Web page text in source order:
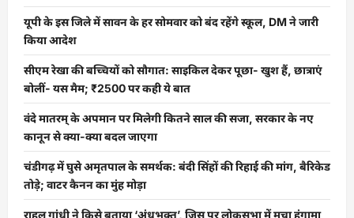
यूपी के इस जिले में सावन के हर सोमवार को बंद रहेंगे स्कूल, DM ने जारी
किया आदेश
सीएम रेखा की बच्चियों को सौगात: साइकिल देकर पूछा- खुश हैं, छात्राएं
बोलीं- यस मैम; ₹2500 पर कही ये बात
वंदे मातरम् के अपमान पर मिलेगी कितने साल की सजा, सरकार के नए
कानून से क्या-क्या बदल जाएगा
चंडीगढ़ में घुसे अमृतपाल के समर्थक: बंदी सिंहों की रिहाई की मांग, बैरिकेड
तोड़े; वाटर कैनन का मुंह मोड़ा
राहुल गांधी ने किसे बताया ‘अंधभक्त’, जिस पर लोकसभा में मचा हंगामा